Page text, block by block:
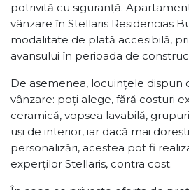
potrivită cu siguranță.
vânzare în Stellaris Residencias
modalitate de plată accesibilă,
avansului în perioada de
De asemenea, locuințele dispun
vânzare: poți alege, fără costuri
ceramică, vopsea lavabilă,
uși de interior, iar dacă mai
personalizări, acestea pot fi
experților Stellaris, contra cost.